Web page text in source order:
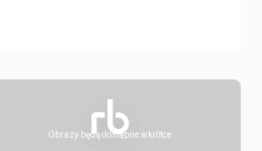
Obrazy będą dostępne wkrótce